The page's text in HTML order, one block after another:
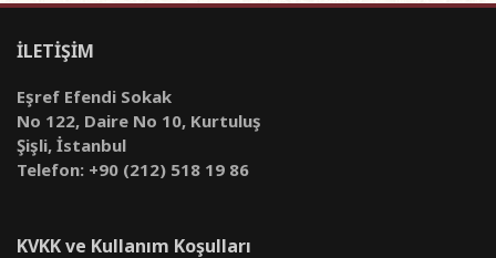
İLETİŞİM
Eşref Efendi Sokak
No 122, Daire No 10, Kurtuluş
Şişli, İstanbul
Telefon: +90 (212) 518 19 86
KVKK ve Kullanım Koşulları